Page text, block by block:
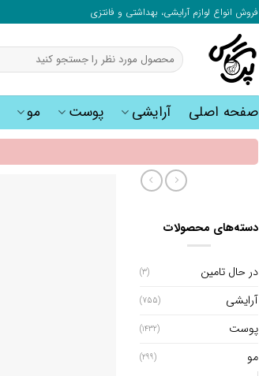
فروش انواع لوازم آرایشی، بهداشتی و فانتزی
جستجو
برای:
صفحه اصلی آرایشی پوست مو
دسته‌های محصولات
در حال تامین (3)
آرایشی (755)
پوست (1432)
مو (299)